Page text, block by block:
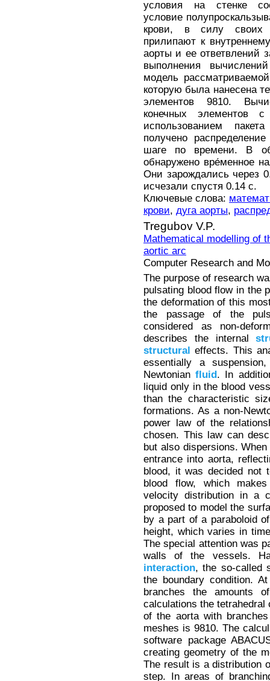
условия на стенке
условие
крови, в силу своих
прилипают к
аорты и ее ответвлений
выполнения
модель
которую была нанесена
элементов 9810.
конечных
использованием
получено
шаге по времени. В
обнаружено вре́менное
Они зарождались через
исчезали спустя 0.14 с.
Ключевые слова:
крови, дуга аорты,
Tregubov V.P.
Mathematical modelling of
aortic arc
Computer Research and
The purpose of research
pulsating blood flow in the
the deformation of this
the passage of the
considered as non-
describes the internal
structural effects. This
essentially a
Newtonianfluid . In
liquid only in the blood
than the characteristic
formations. As a non-
power law of the
chosen. This law can
but also dispersions.
entrance into aorta,
blood, it was decided not
blood flow, which
velocity distribution in a
proposed to model the
by a part of a paraboloid
height, which varies in
The special attention was
walls of the vessels.
interaction, the so-called
the boundary condition.
branches the amounts
calculations the tetrahedral
of the aorta with
meshes is 9810. The
software package
creating geometry of the
The result is a distribution
step. In areas of